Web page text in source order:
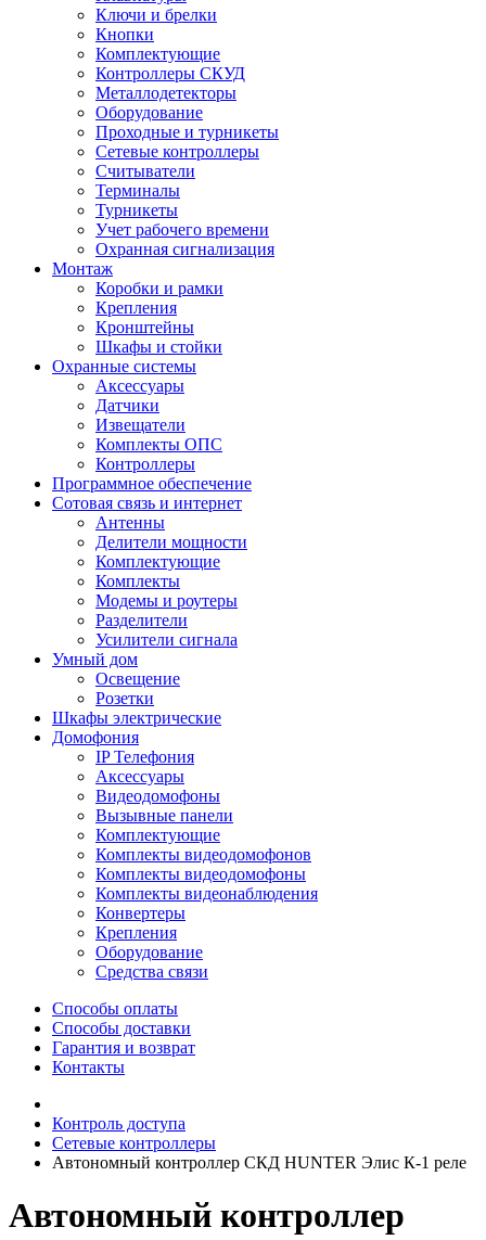
Ключи и брелки
Кнопки
Комплектующие
Контроллеры СКУД
Металлодетекторы
Оборудование
Проходные и турникеты
Сетевые контроллеры
Считыватели
Терминалы
Турникеты
Учет рабочего времени
Охранная сигнализация
Монтаж
Коробки и рамки
Крепления
Кронштейны
Шкафы и стойки
Охранные системы
Аксессуары
Датчики
Извещатели
Комплекты ОПС
Контроллеры
Программное обеспечение
Сотовая связь и интернет
Антенны
Делители мощности
Комплектующие
Комплекты
Модемы и роутеры
Разделители
Усилители сигнала
Умный дом
Освещение
Розетки
Шкафы электрические
Домофония
IP Телефония
Аксессуары
Видеодомофоны
Вызывные панели
Комплектующие
Комплекты видеодомофонов
Комплекты видеодомофоны
Комплекты видеонаблюдения
Конвертеры
Крепления
Оборудование
Средства связи
Способы оплаты
Способы доставки
Гарантия и возврат
Контакты
Контроль доступа
Сетевые контроллеры
Автономный контроллер СКД HUNTER Элис К-1 реле
Автономный контроллер